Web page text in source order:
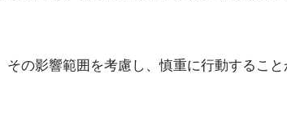
その影響範囲を考慮し、慎重に行動するこ